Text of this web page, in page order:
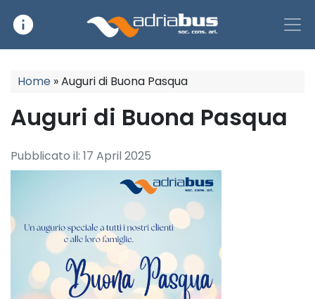
Main Navigation
info
Home »Auguri di Buona Pasqua
Auguri di Buona Pasqua
Pubblicato il: 17 April 2025